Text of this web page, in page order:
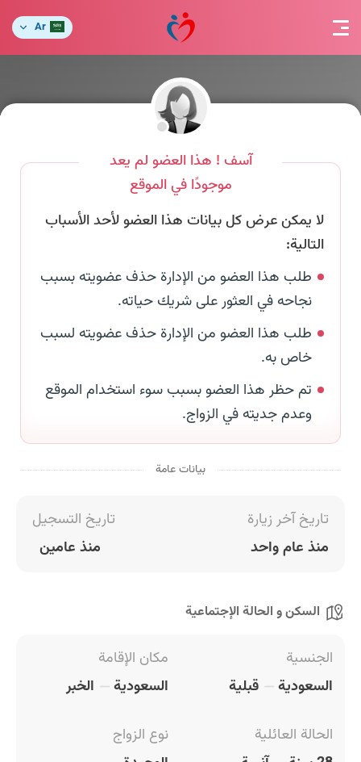
Ar
آسف ! هذا العضو لم يعد
موجودًا في الموقع
لا يمكن عرض كل بيانات هذا العضو لأحد الأسباب
التالية:
طلب هذا العضو من الإدارة حذف عضويته بسبب
نجاحه في العثور على شريك حياته.
طلب هذا العضو من الإدارة حذف عضويته لسبب
خاص به.
تم حظر هذا العضو بسبب سوء استخدام الموقع
وعدم جديته في الزواج.
بيانات عامة
تاريخ آخر زيارة
منذ عام واحد
تاريخ التسجيل
منذ عامين
السكن و الحالة الإجتماعية
الجنسية
السعودية
قبلية
مكان الإقامة
السعودية
الخبر
الحالة العائلية
نوع الزواج